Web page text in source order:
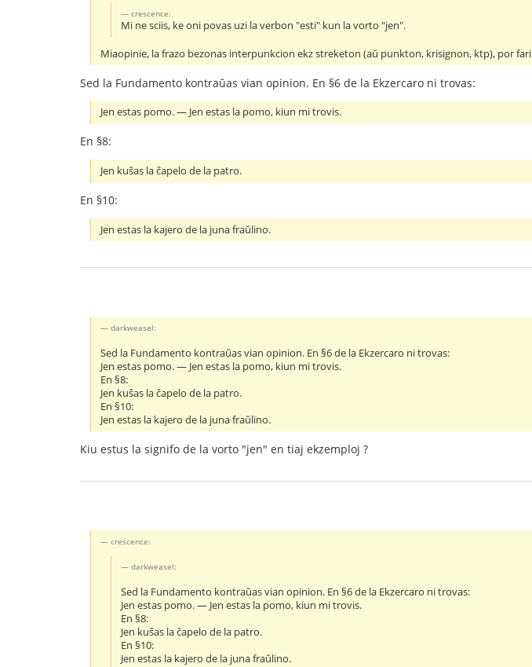
crescence:
Mi ne sciis, ke oni povas uzi la verbon "esti" kun la vorto "jen".
Miaopinie, la frazo bezonas interpunkcion ekz streketon (aŭ punkton, krisignon, ktp), por fari
Sed la Fundamento kontraŭas vian opinion. En §6 de la Ekzercaro ni trovas:
Jen estas pomo. ― Jen estas la pomo, kiun mi trovis.
En §8:
Jen kuŝas la ĉapelo de la patro.
En §10:
Jen estas la kajero de la juna fraŭlino.
darkweasel:
Sed la Fundamento kontraŭas vian opinion. En §6 de la Ekzercaro ni trovas:
Jen estas pomo. ― Jen estas la pomo, kiun mi trovis.
En §8:
Jen kuŝas la ĉapelo de la patro.
En §10:
Jen estas la kajero de la juna fraŭlino.
Kiu estus la signifo de la vorto "jen" en tiaj ekzemploj ?
crescence:
darkweasel:
Sed la Fundamento kontraŭas vian opinion. En §6 de la Ekzercaro ni trovas:
Jen estas pomo. ― Jen estas la pomo, kiun mi trovis.
En §8:
Jen kuŝas la ĉapelo de la patro.
En §10:
Jen estas la kajero de la juna fraŭlino.